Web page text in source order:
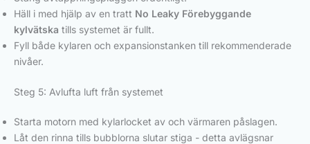
Häll i med hjälp av en tratt No Leaky Förebyggande
kylvätska tills systemet är fullt.
Fyll både kylaren och expansionstanken till rekommenderade
nivåer.
Steg 5: Avlufta luft från systemet
Starta motorn med kylarlocket av och värmaren påslagen.
Låt den rinna tills bubblorna slutar stiga - detta avlägsnar